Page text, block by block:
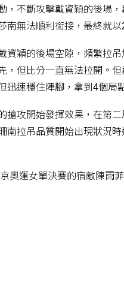
，不斷攻擊戴資穎的後場
南無法順利銜接，最終就
資穎的後場空隙，頻繁拉
，但比分一直無法拉開。
迅速穩住陣腳，拿到4個局
搶攻開始發揮效果，在第
南拉吊品質開始出現狀況
奧運女單決賽的宿敵陳雨